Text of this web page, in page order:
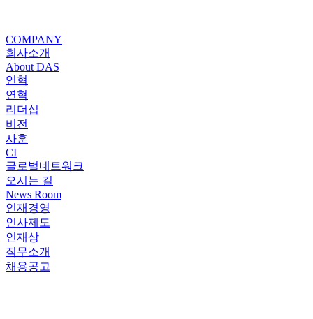
COMPANY
회사소개
About DAS
연혁
연혁
리더십
비전
사훈
CI
글로벌네트워크
오시는 길
News Room
인재경영
인사제도
인재상
직무소개
채용공고